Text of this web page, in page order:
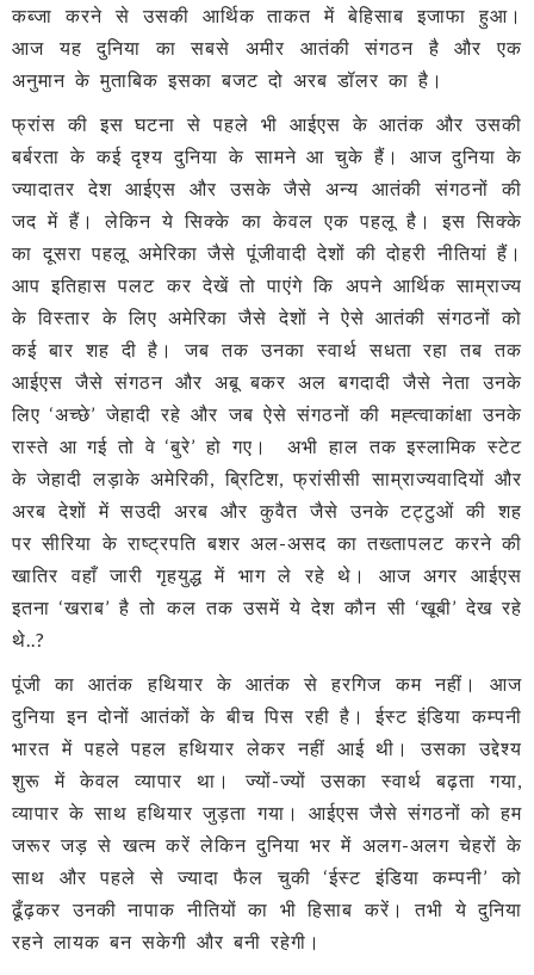
कब्जा करने से उसकी आर्थिक ताकत में बेहिसाब इजाफा हुआ।
आज यह दुनिया का सबसे अमीर आतंकी संगठन है और एक
अनुमान के मुताबिक इसका बजट दो अरब डॉलर का है।
फ्रांस की इस घटना से पहले भी आईएस के आतंक और उसकी
बर्बरता के कई दृश्य दुनिया के सामने आ चुके हैं। आज दुनिया के
ज्यादातर देश आईएस और उसके जैसे अन्य आतंकी संगठनों की
जद में हैं। लेकिन ये सिक्के का केवल एक पहलू है। इस सिक्के
का दूसरा पहलू अमेरिका जैसे पूंजीवादी देशों की दोहरी नीतियां हैं।
आप इतिहास पलट कर देखें तो पाएंगे कि अपने आर्थिक साम्राज्य
के विस्तार के लिए अमेरिका जैसे देशों ने ऐसे आतंकी संगठनों को
कई बार शह दी है। जब तक उनका स्वार्थ सधता रहा तब तक
आईएस जैसे संगठन और अबू बकर अल बगदादी जैसे नेता उनके
लिए ‘अच्छे’ जेहादी रहे और जब ऐसे संगठनों की मह्त्वाकांक्षा उनके
रास्ते आ गई तो वे ‘बुरे’ हो गए। अभी हाल तक इस्लामिक स्टेट
के जेहादी लड़ाके अमेरिकी, ब्रिटिश, फ्रांसीसी साम्राज्यवादियों और
अरब देशों में सउदी अरब और कुवैत जैसे उनके टट्टुओं की शह
पर सीरिया के राष्ट्रपति बशर अल-असद का तख्तापलट करने की
खातिर वहाँ जारी गृहयुद्ध में भाग ले रहे थे। आज अगर आईएस
इतना ‘खराब’ है तो कल तक उसमें ये देश कौन सी ‘खूबी’ देख रहे
थे..?
पूंजी का आतंक हथियार के आतंक से हरगिज कम नहीं। आज
दुनिया इन दोनों आतंकों के बीच पिस रही है। ईस्ट इंडिया कम्पनी
भारत में पहले पहल हथियार लेकर नहीं आई थी। उसका उद्देश्य
शुरू में केवल व्यापार था। ज्यों-ज्यों उसका स्वार्थ बढ़ता गया,
व्यापार के साथ हथियार जुड़ता गया। आईएस जैसे संगठनों को हम
जरूर जड़ से खत्म करें लेकिन दुनिया भर में अलग-अलग चेहरों के
साथ और पहले से ज्यादा फैल चुकी ‘ईस्ट इंडिया कम्पनी’ को
ढूँढ़कर उनकी नापाक नीतियों का भी हिसाब करें। तभी ये दुनिया
रहने लायक बन सकेगी और बनी रहेगी।